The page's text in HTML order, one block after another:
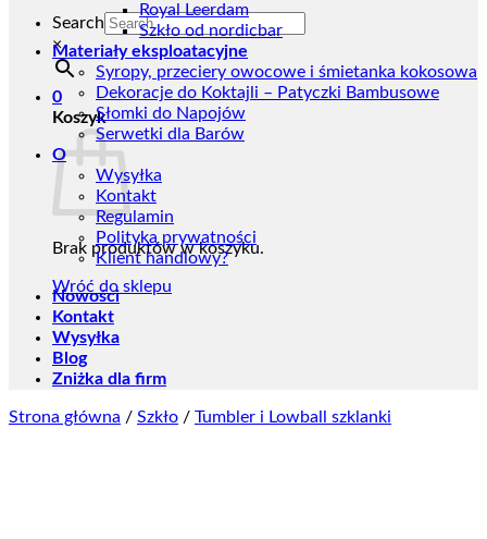
Search
×
0
Koszyk
Brak produktów w koszyku.
Wróć do sklepu
Royal Leerdam
Szkło od nordicbar
Materiały eksploatacyjne
Syropy, przeciery owocowe i śmietanka kokosowa
Dekoracje do Koktajli – Patyczki Bambusowe
Słomki do Napojów
Serwetki dla Barów
O
Wysyłka
Kontakt
Regulamin
Polityka prywatności
Klient handlowy?
Nowości
Kontakt
Wysyłka
Blog
Zniżka dla firm
Strona główna / Szkło / Tumbler i Lowball szklanki